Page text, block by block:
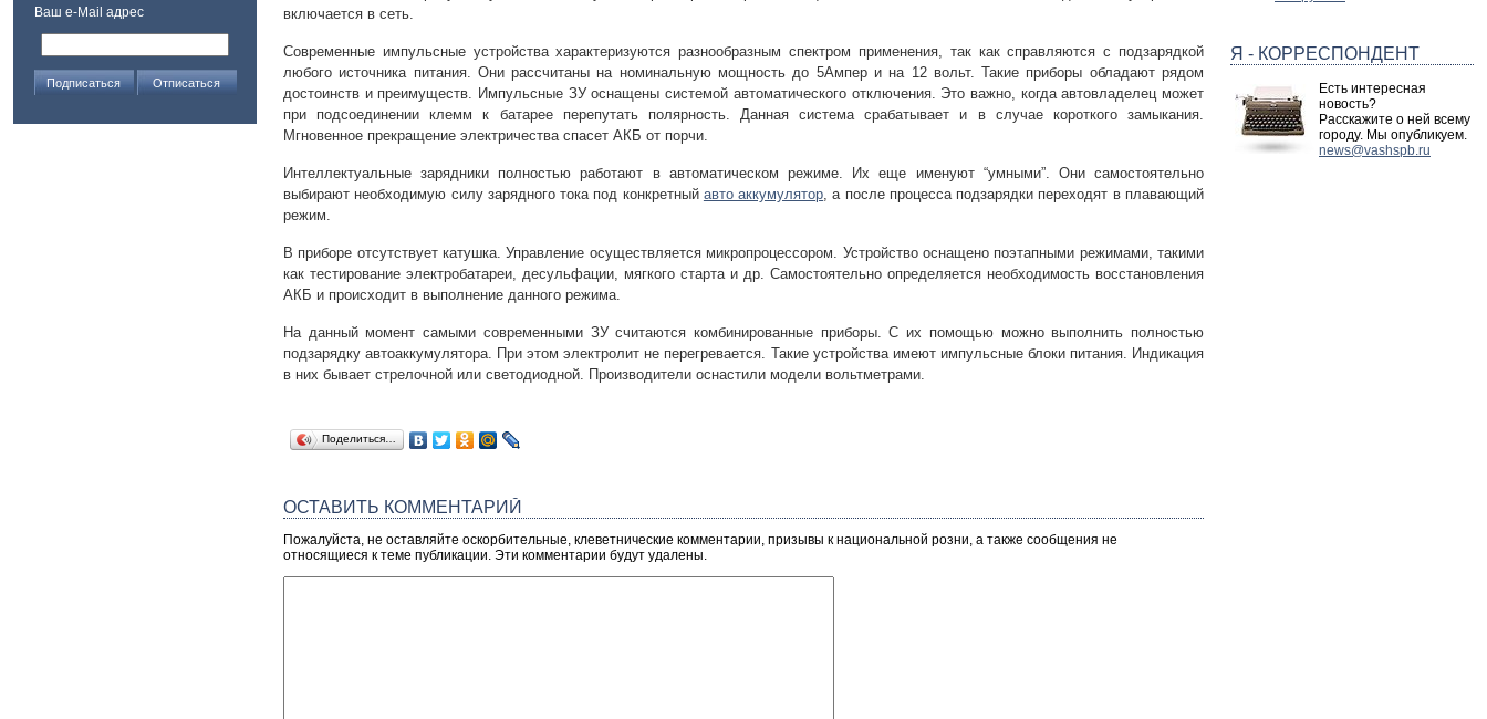
Ваш e-Mail адрес
включается в сеть.
Современные импульсные устройства характеризуются разнообразным спектром применения, так как справляются с подзарядкой
любого источника питания. Они рассчитаны на номинальную мощность до 5Ампер и на 12 вольт. Такие приборы обладают рядом
достоинств и преимуществ. Импульсные ЗУ оснащены системой автоматического отключения. Это важно, когда автовладелец может
при подсоединении клемм к батарее перепутать полярность. Данная система срабатывает и в случае короткого замыкания.
Мгновенное прекращение электричества спасет АКБ от порчи.
Интеллектуальные зарядники полностью работают в автоматическом режиме. Их еще именуют “умными”. Они самостоятельно
выбирают необходимую силу зарядного тока под конкретный авто аккумулятор, а после процесса подзарядки переходят в плавающий
режим.
В приборе отсутствует катушка. Управление осуществляется микропроцессором. Устройство оснащено поэтапными режимами, такими
как тестирование электробатареи, десульфации, мягкого старта и др. Самостоятельно определяется необходимость восстановления
АКБ и происходит в выполнение данного режима.
На данный момент самыми современными ЗУ считаются комбинированные приборы. С их помощью можно выполнить полностью
подзарядку автоаккумулятора. При этом электролит не перегревается. Такие устройства имеют импульсные блоки питания. Индикация
в них бывает стрелочной или светодиодной. Производители оснастили модели вольтметрами.
Поделиться…
ОСТАВИТЬ КОММЕНТАРИЙ
Пожалуйста, не оставляйте оскорбительные, клеветнические комментарии, призывы к национальной розни, а также сообщения не
относящиеся к теме публикации. Эти комментарии будут удалены.
Я - КОРРЕСПОНДЕНТ
Есть интересная
новость?
Расскажите о ней всему
городу. Мы опубликуем.
news@vashspb.ru